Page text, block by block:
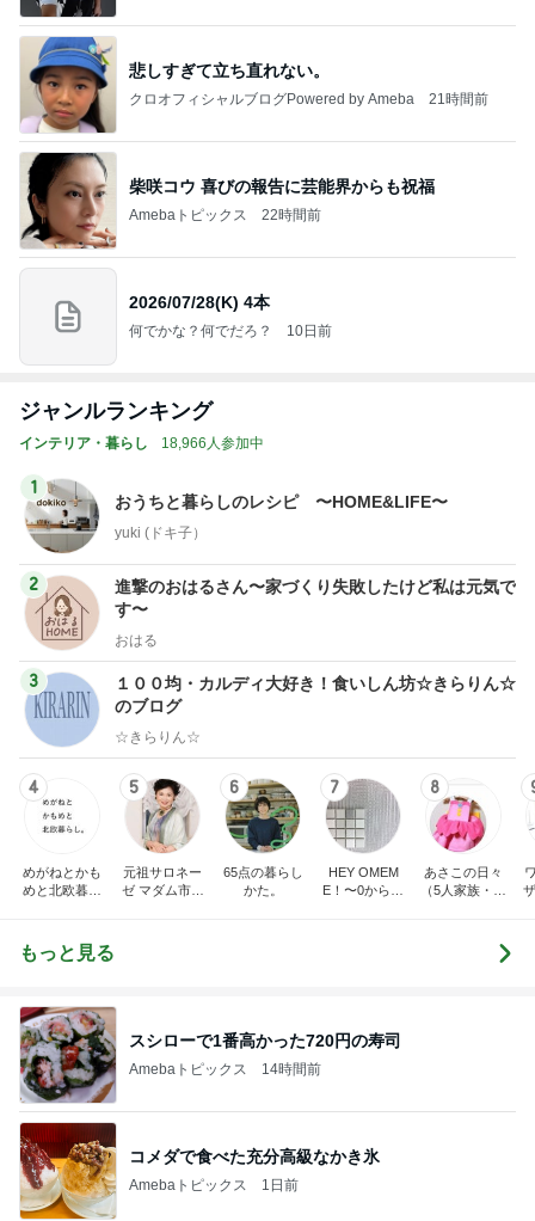
悲しすぎて立ち直れない。
クロオフィシャルブログPowered by Ameba 21時間前
柴咲コウ 喜びの報告に芸能界からも祝福
Amebaトピックス 22時間前
2026/07/28(K) 4本
何でかな？何でだろ？ 10日前
ジャンルランキング
インテリア・暮らし 18,966人参加中
1
おうちと暮らしのレシピ 〜HOME&LIFE〜
yuki (ドキ子）
2
進撃のおはるさん〜家づくり失敗したけど私は元気で
す〜
おはる
3
１００均・カルディ大好き！食いしん坊☆きらりん☆
のブログ
☆きらりん☆
4
めがねとかも
めと北欧暮ら
5
元祖サロネー
ゼ マダム市川
6
65点の暮らし
かた。
7
HEY OMEM
E！〜0からの
8
あさこの日々
（5人家族・投
もっと見る
スシローで1番高かった720円の寿司
Amebaトピックス 14時間前
コメダで食べた充分高級なかき氷
Amebaトピックス 1日前